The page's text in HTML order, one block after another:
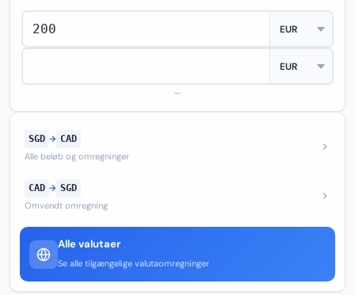
—
SGD → CAD
Alle beløb og omregninger
CAD → SGD
Omvendt omregning
Alle valutaer
Se alle tilgængelige valutaomregninger